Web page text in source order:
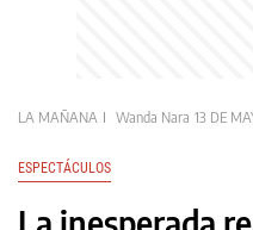
LA MAÑANA Wanda Nara 13 DE
ESPECTÁCULOS